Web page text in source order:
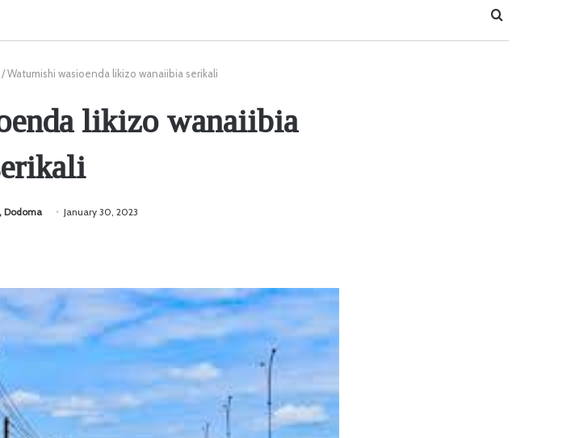
Tafuta
/ Watumishi wasioenda likizo wanaiibia serikali
likizo wanaiibia
Dodoma January 30, 2023